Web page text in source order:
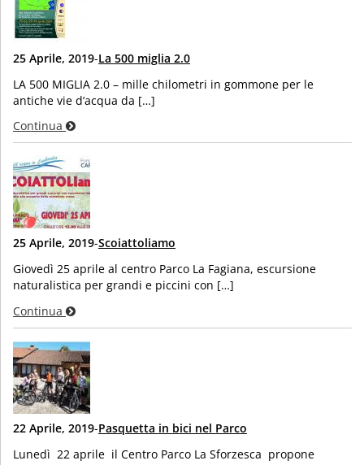
25 Aprile, 2019-La 500 miglia 2.0
LA 500 MIGLIA 2.0 – mille chilometri in gommone per le
antiche vie d’acqua da […]
Continua
25 Aprile, 2019-Scoiattoliamo
Giovedì 25 aprile al centro Parco La Fagiana, escursione
naturalistica per grandi e piccini con […]
Continua
22 Aprile, 2019-Pasquetta in bici nel Parco
Lunedì 22 aprile il Centro Parco La Sforzesca propone